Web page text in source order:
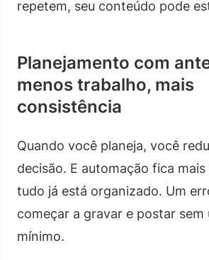
repetem, seu conteúdo pode
Planejamento com
menos trabalho, mais
consistência
Quando você planeja, você
decisão. E automação fica
tudo já está organizado. Um
começar a gravar e postar sem
mínimo.